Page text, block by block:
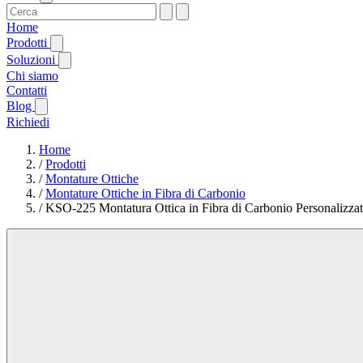
Home
Prodotti
Soluzioni
Chi siamo
Contatti
Blog
Richiedi
Home
/Prodotti
/Montature Ottiche
/Montature Ottiche in Fibra di Carbonio
/KSO-225 Montatura Ottica in Fibra di Carbonio